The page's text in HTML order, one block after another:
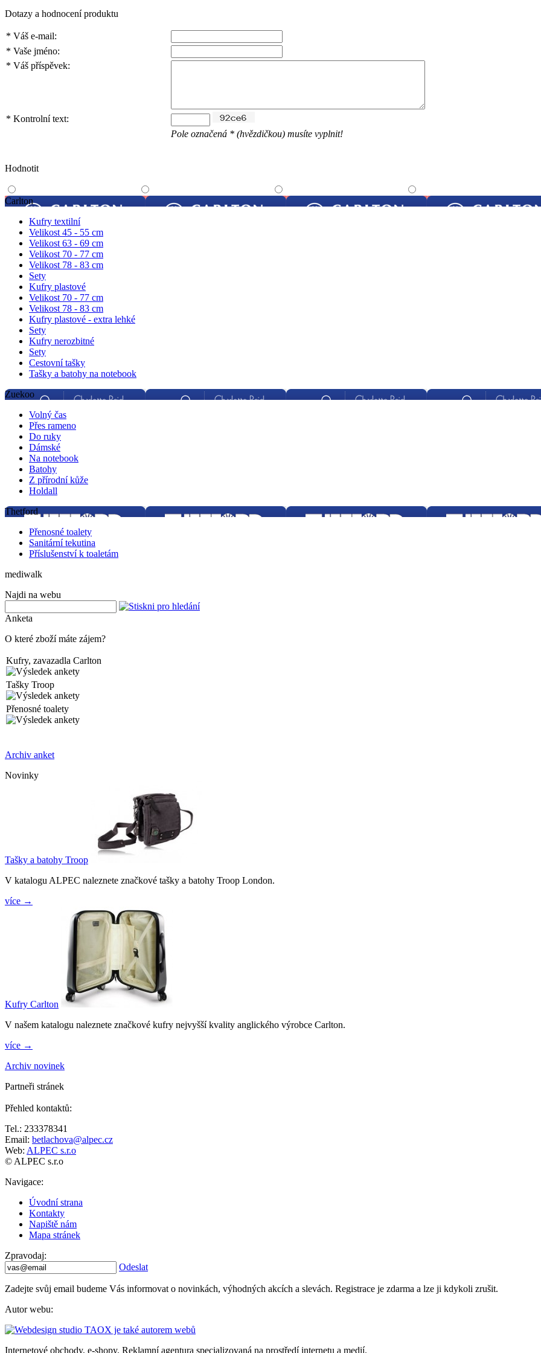
Dotazy a hodnocení produktu
* Váš e-mail:
* Vaše jméno:
* Váš příspěvek:
* Kontrolní text:
Pole označená * (hvězdičkou) musíte vyplnit!
Hodnotit
Carlton
Kufry textilní
Velikost 45 - 55 cm
Velikost 63 - 69 cm
Velikost 70 - 77 cm
Velikost 78 - 83 cm
Sety
Kufry plastové
Velikost 70 - 77 cm
Velikost 78 - 83 cm
Kufry plastové - extra lehké
Sety
Kufry nerozbitné
Sety
Cestovní tašky
Tašky a batohy na notebook
Zuekoo
Volný čas
Přes rameno
Do ruky
Dámské
Na notebook
Batohy
Z přírodní kůže
Holdall
Thetford
Přenosné toalety
Sanitární tekutina
Příslušenství k toaletám
mediwalk
Najdi na webu
Anketa
O které zboží máte zájem?
Kufry, zavazadla Carlton
Tašky Troop
Přenosné toalety
Archiv anket
Novinky
Tašky a batohy Troop
V katalogu ALPEC naleznete značkové tašky a batohy Troop London.
více →
Kufry Carlton
V našem katalogu naleznete značkové kufry nejvyšší kvality anglického výrobce Carlton.
více →
Archiv novinek
Partneři stránek
Přehled kontaktů:
Tel.: 233378341
Email: betlachova@alpec.cz
Web: ALPEC s.r.o
© ALPEC s.r.o
Navigace:
Úvodní strana
Kontakty
Napiště nám
Mapa stránek
Zpravodaj:
Odeslat
Zadejte svůj email budeme Vás informovat o novinkách, výhodných akcích a slevách. Registrace je zdarma a lze ji kdykoli zrušit.
Autor webu:
Internetové obchody, e-shopy. Reklamní agentura specializovaná na prostředí internetu a medií.